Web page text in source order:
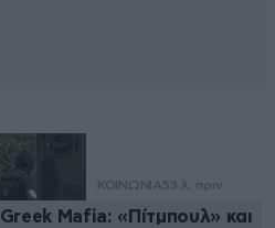
ΚΟΙΝΩΝΙΑ53 λ. πριν
Greek Μafia: «Πίτμπουλ» και